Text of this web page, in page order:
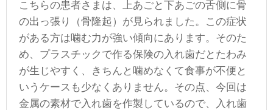
こちらの患者さまは、上あごと下あごの舌側に骨
の出っ張り（骨隆起）が見られました。この症状
がある方は噛む力が強い傾向にあります。そのた
め、プラスチックで作る保険の入れ歯だとたわみ
が生じやすく、きちんと噛めなくて食事が不便と
いうケースも少なくありません。その点、今回は
金属の素材で入れ歯を作製しているので、入れ歯